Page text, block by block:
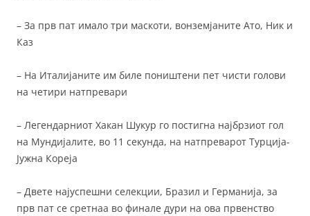
– За прв пат имало три маскоти, вонземјаните Ато, Ник и
Каз
– На Италијаните им биле поништени пет чисти голови
на четири натпревари
– Легендарниот Хакан Шукур го постигна најбрзиот гол
на Мундијалите, во 11 секунда, на натпреварот Турција-
Јужна Кореја
– Двете најуспешни селекции, Бразил и Германија, за
прв пат се сретнаа во финале дури на ова првенство